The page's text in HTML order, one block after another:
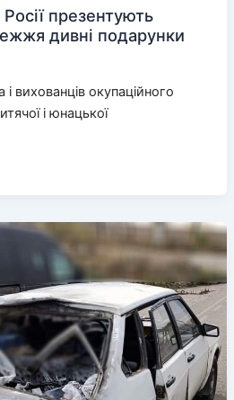
презентують
дивні подарунки
і вихованців окупаційного
і юнацької